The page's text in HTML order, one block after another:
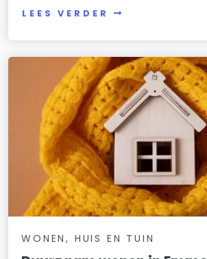
LEES VERDER
WONEN, HUIS EN TUIN